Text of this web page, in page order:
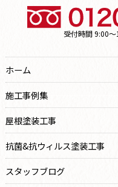
受付時間 9:00～
ホーム
施工事例集
屋根塗装工事
抗菌&抗ウィルス塗装工事
スタッフブログ